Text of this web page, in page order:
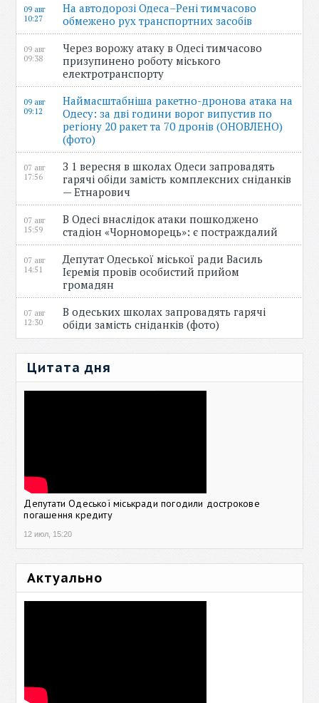
09 авг
10:27
На автодорозі Одеса–Рені тимчасово
обмежено рух транспортних засобів
09 авг
09:38
Через ворожу атаку в Одесі тимчасово
призупинено роботу міського
електротранспорту
09 авг
09:12
Наймасштабніша ракетно-дронова атака на
Одесу: за дві години ворог випустив по
регіону 20 ракет та 70 дронів (ОНОВЛЕНО)
(фото)
07 авг
17:56
З 1 вересня в школах Одеси запровадять
гарячі обіди замість комплексних сніданків
— Етнарович
07 авг
15:59
В Одесі внаслідок атаки пошкоджено
стадіон «Чорноморець»: є постраждалий
07 авг
14:51
Депутат Одеської міської ради Василь
Ієремія провів особистий прийом
громадян
07 авг
12:30
В одеських школах запровадять гарячі
обіди замість сніданків (фото)
Цитата дня
Депутати Одеської міськради погодили дострокове
погашення кредиту
12 июл, 15:20
Актуально